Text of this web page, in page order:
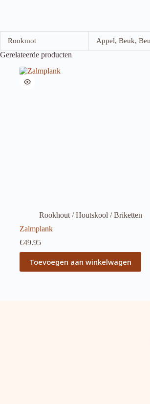
Rookmot Appel, Beuk,
Gerelateerde producten
Rookhout / Houtskool / Briketten
Zalmplank
€49.95
Toevoegen aan winkelwagen